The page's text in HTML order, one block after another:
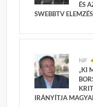
ÉS
SWEBBTV
NIF
„KI
IRÁNYÍTJA